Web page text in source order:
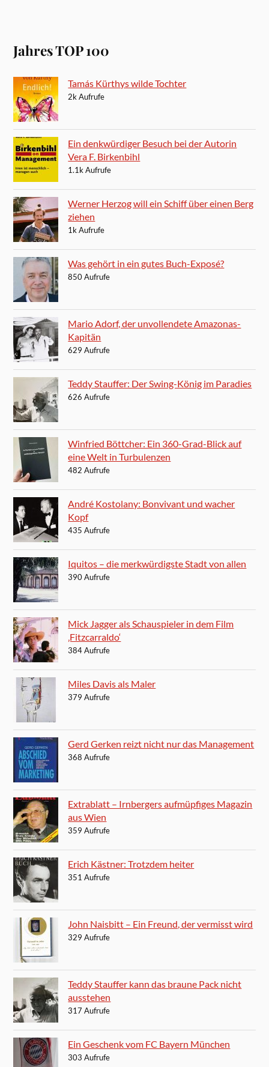
Jahres TOP 100
Tamás Kürthys wilde Tochter
2k Aufrufe
Ein denkwürdiger Besuch bei der Autorin
Vera F. Birkenbihl
1.1k Aufrufe
Werner Herzog will ein Schiff über einen Berg
ziehen
1k Aufrufe
Was gehört in ein gutes Buch-Exposé?
850 Aufrufe
Mario Adorf, der unvollendete Amazonas-
Kapitän
629 Aufrufe
Teddy Stauffer: Der Swing-König im Paradies
626 Aufrufe
Winfried Böttcher: Ein 360-Grad-Blick auf
eine Welt in Turbulenzen
482 Aufrufe
André Kostolany: Bonvivant und wacher
Kopf
435 Aufrufe
Iquitos – die merkwürdigste Stadt von allen
390 Aufrufe
Mick Jagger als Schauspieler in dem Film
‚Fitzcarraldo‘
384 Aufrufe
Miles Davis als Maler
379 Aufrufe
Gerd Gerken reizt nicht nur das Management
368 Aufrufe
Extrablatt – Irnbergers aufmüpfiges Magazin
aus Wien
359 Aufrufe
Erich Kästner: Trotzdem heiter
351 Aufrufe
John Naisbitt – Ein Freund, der vermisst wird
329 Aufrufe
Teddy Stauffer kann das braune Pack nicht
ausstehen
317 Aufrufe
Ein Geschenk vom FC Bayern München
303 Aufrufe